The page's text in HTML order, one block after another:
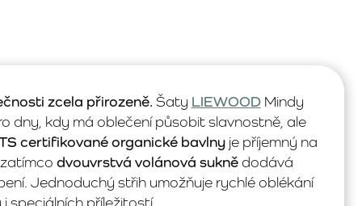
zcela přirozeně. Šaty LIEWOODMindy
dny, kdy má oblečení působit slavnostně, ale
certifikované organické bavlnyje příjemný na
dvouvrstvá volánová suknědodává
Jednoduchý střih umožňuje rychlé oblékání
speciálních příležitostí.